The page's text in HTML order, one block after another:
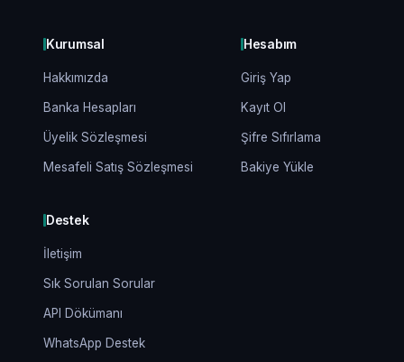
Kurumsal
Hakkımızda
Banka Hesapları
Üyelik Sözleşmesi
Mesafeli Satış Sözleşmesi
Hesabım
Giriş Yap
Kayıt Ol
Şifre Sıfırlama
Bakiye Yükle
Destek
İletişim
Sık Sorulan Sorular
API Dökümanı
WhatsApp Destek